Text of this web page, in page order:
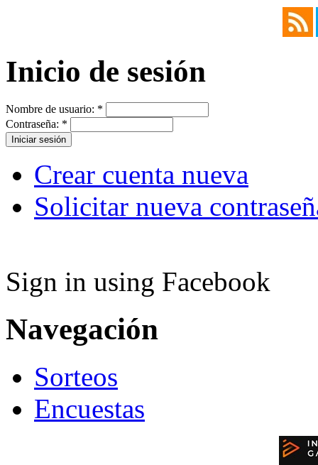
Inicio de sesión
Nombre de usuario: *
Contraseña: *
Crear cuenta nueva
Solicitar nueva
Sign in using Facebook
Navegación
Sorteos
Encuestas